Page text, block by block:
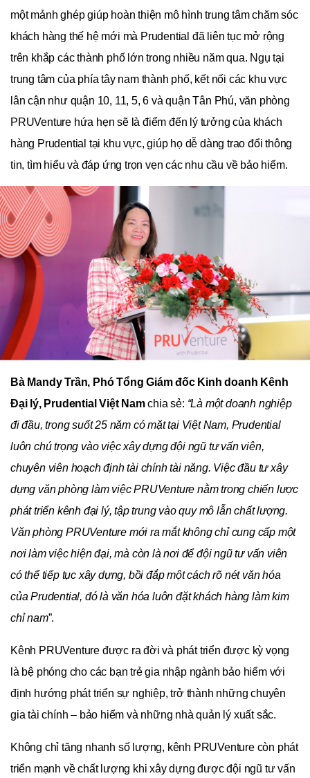
một mảnh ghép giúp hoàn thiện mô hình trung tâm chăm sóc
khách hàng thế hệ mới mà Prudential đã liên tục mở rộng
trên khắp các thành phố lớn trong nhiều năm qua. Ngụ tại
trung tâm của phía tây nam thành phố, kết nối các khu vực
lân cận như quận 10, 11, 5, 6 và quận Tân Phú, văn phòng
PRUVenture hứa hẹn sẽ là điểm đến lý tưởng của khách
hàng Prudential tại khu vực, giúp họ dễ dàng trao đổi thông
tin, tìm hiểu và đáp ứng trọn vẹn các nhu cầu về bảo hiểm.
Bà Mandy Trần, Phó Tổng Giám đốc Kinh doanh Kênh
Đại lý, Prudential Việt Namchia sẻ: “Là một doanh nghiệp
đi đầu, trong suốt 25 năm có mặt tại Việt Nam, Prudential
luôn chú trọng vào việc xây dựng đội ngũ tư vấn viên,
chuyên viên hoạch định tài chính tài năng. Việc đầu tư xây
dựng văn phòng làm việc PRUVenture nằm trong chiến lược
phát triển kênh đại lý, tập trung vào quy mô lẫn chất lượng.
Văn phòng PRUVenture mới ra mắtkhông chỉ cung cấp một
nơi làm việc hiện đại, mà còn là nơi để đội ngũ tư vấn viên
có thể tiếp tục xây dựng, bồi đắp một cách rõ nét văn hóa
của Prudential, đó là văn hóa luôn đặt khách hàng làm kim
chỉ nam”.
Kênh PRUVenture được ra đời và phát triển được kỳ vọng
là bệ phóng cho các bạn trẻ gia nhập ngành bảo hiểm với
định hướng phát triển sự nghiệp, trở thành những chuyên
gia tài chính – bảo hiểm và những nhà quản lý xuất sắc.
Không chỉ tăng nhanh số lượng, kênh PRUVenture còn phát
triển mạnh về chất lượng khi xây dựng được đội ngũ tư vấn